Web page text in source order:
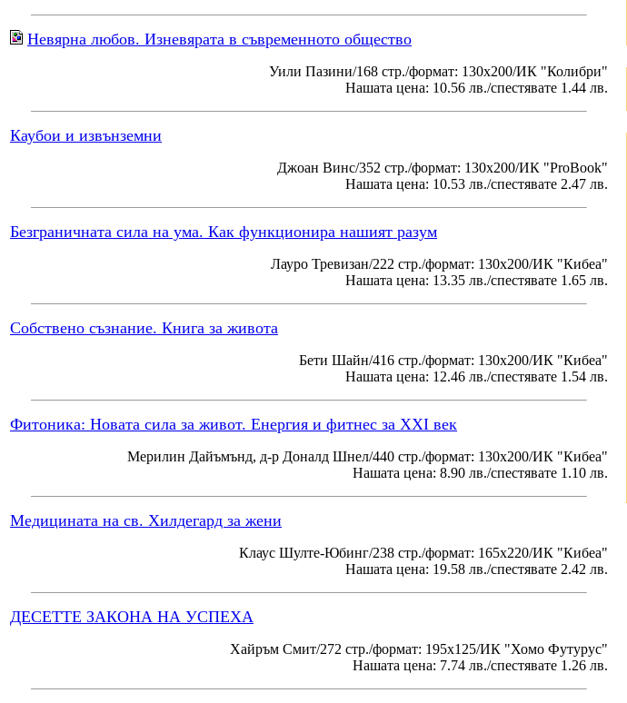
Невярна любов. Изневярата в съвременното общество
Уили Пазини/168 стр./формат: 130х200/ИК "Колибри"
Нашата цена: 10.56 лв./спестявате 1.44 лв.
Каубои и извънземни
Джоан Винс/352 стр./формат: 130х200/ИК "ProBook"
Нашата цена: 10.53 лв./спестявате 2.47 лв.
Безграничната сила на ума. Как функционира нашият разум
Лауро Тревизан/222 стр./формат: 130х200/ИК "Кибеа"
Нашата цена: 13.35 лв./спестявате 1.65 лв.
Собствено съзнание. Книга за живота
Бети Шайн/416 стр./формат: 130х200/ИК "Кибеа"
Нашата цена: 12.46 лв./спестявате 1.54 лв.
Фитоника: Новата сила за живот. Енергия и фитнес за XXI век
Мерилин Дайъмънд, д-р Доналд Шнел/440 стр./формат: 130х200/ИК "Кибеа"
Нашата цена: 8.90 лв./спестявате 1.10 лв.
Медицината на св. Хилдегард за жени
Клаус Шулте-Юбинг/238 стр./формат: 165х220/ИК "Кибеа"
Нашата цена: 19.58 лв./спестявате 2.42 лв.
ДЕСЕТТЕ ЗАКОНА НА УСПЕХА
Хайръм Смит/272 стр./формат: 195x125/ИК "Хомо Футурус"
Нашата цена: 7.74 лв./спестявате 1.26 лв.